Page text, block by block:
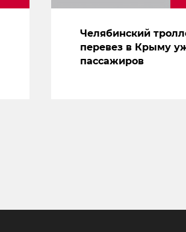
Челябинский
перевез в Крыму
пассажиров